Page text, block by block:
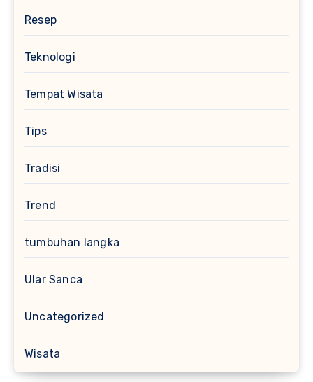
Resep
Teknologi
Tempat Wisata
Tips
Tradisi
Trend
tumbuhan langka
Ular Sanca
Uncategorized
Wisata